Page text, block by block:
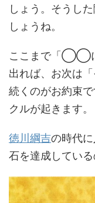
しょう。そうし
しょうね。
ここまで「◯◯に
出れば、お次は
続くのがお約束
クルが起きます。
徳川綱吉の時代
石を達成している